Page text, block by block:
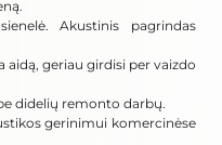
Akustinis pagrindas
aidą, geriau girdisi per vaizdo
didelių remonto darbų.
gerinimui komercinėse